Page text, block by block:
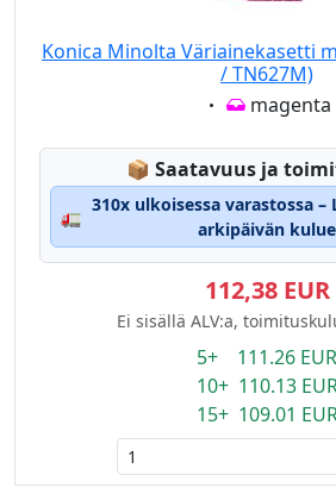
Konica Minolta Väriainekasetti
/ TN627M)
Eigenschaft:
magenta
📦 Lagerstatus:
Saatavuus ja
🚛
310x ulkoisessa varastossa –
arkipäivän
112,38 EUR
Ei sisällä ALV:a,
5+ 111.26 EUR
10+ 110.13
15+ 109.01